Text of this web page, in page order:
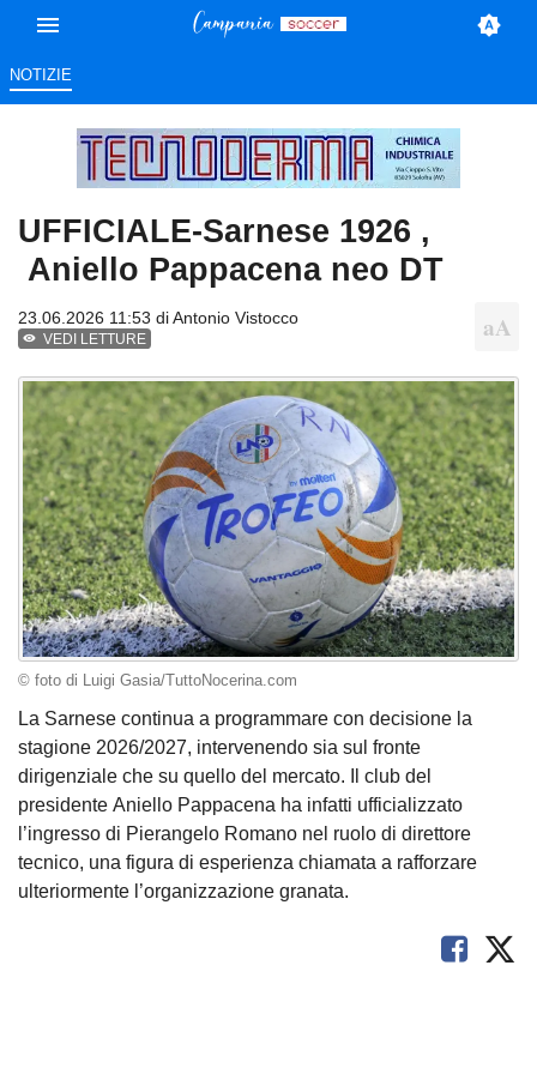
NOTIZIE
UFFICIALE-Sarnese 1926 ,
Aniello Pappacena neo DT
23.06.2026 11:53 diAntonio Vistocco
VEDI LETTURE
© foto di Luigi Gasia/TuttoNocerina.com
La Sarnese continua a programmare con decisione la
stagione 2026/2027, intervenendo sia sul fronte
dirigenziale che su quello del mercato. Il club del
presidente Aniello Pappacena ha infatti ufficializzato
l’ingresso di Pierangelo Romano nel ruolo di direttore
tecnico, una figura di esperienza chiamata a rafforzare
ulteriormente l’organizzazione granata.